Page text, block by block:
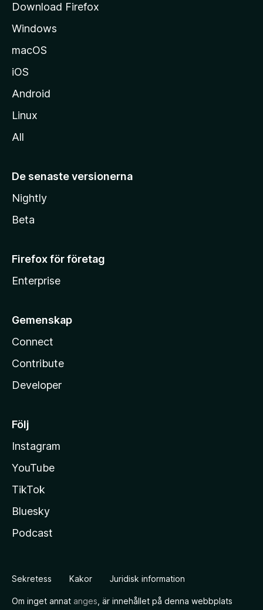
a
Download Firefox
Windows
macOS
iOS
Android
Linux
All
De senaste versionerna
Nightly
Beta
Firefox för företag
Enterprise
Gemenskap
Connect
Contribute
Developer
Följ
Instagram
YouTube
TikTok
Bluesky
Podcast
Sekretess Kakor Juridisk information
Om inget annat anges , är innehållet på denna webbplats